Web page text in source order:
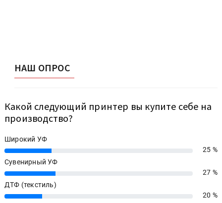
НАШ ОПРОС
Какой следующий принтер вы купите себе на
производство?
Широкий УФ
25%
25 %
Сувенирный УФ
27%
27 %
ДТФ (текстиль)
20%
20 %